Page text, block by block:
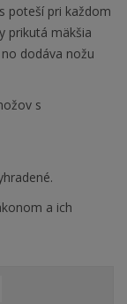
poteší pri každom
prikutá mäkšia
dodáva nožu
s
a ich